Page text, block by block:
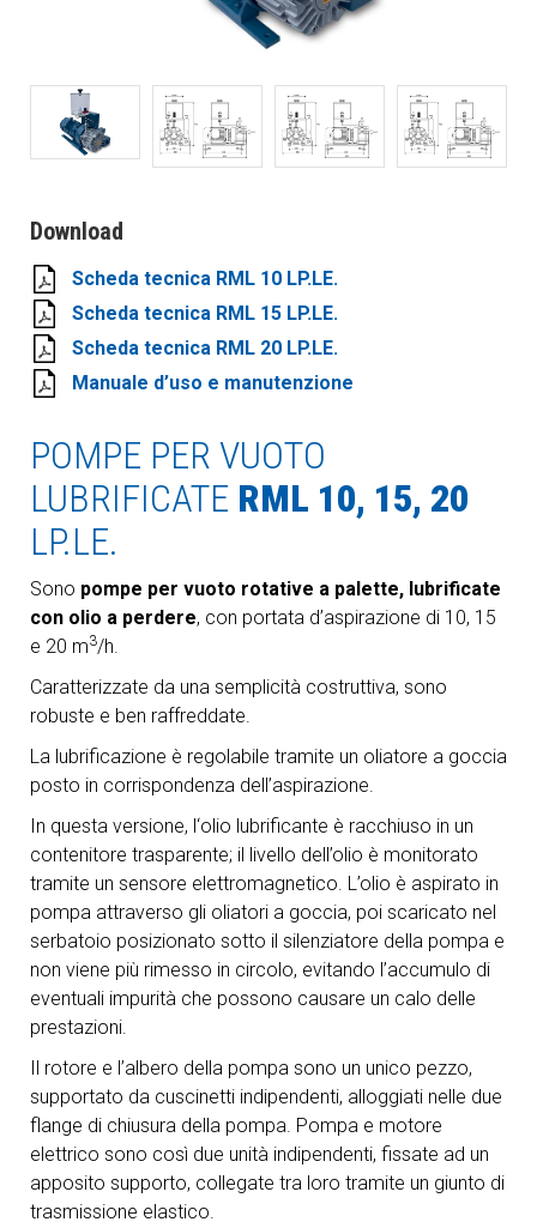
Download
Scheda tecnica RML 10 LP.LE.
Scheda tecnica RML 15 LP.LE.
Scheda tecnica RML 20 LP.LE.
Manuale d’uso e manutenzione
POMPE PER VUOTO
LUBRIFICATE RML 10, 15, 20
LP.LE.
Sono pompe per vuoto rotative a palette, lubrificate
con olio a perdere, con portata d’aspirazione di 10, 15
e 20 m3/h.
Caratterizzate da una semplicità costruttiva, sono
robuste e ben raffreddate.
La lubrificazione è regolabile tramite un oliatore a goccia
posto in corrispondenza dell’aspirazione.
In questa versione, l‘olio lubrificante è racchiuso in un
contenitore trasparente; il livello dell’olio è monitorato
tramite un sensore elettromagnetico. L’olio è aspirato in
pompa attraverso gli oliatori a goccia, poi scaricato nel
serbatoio posizionato sotto il silenziatore della pompa e
non viene più rimesso in circolo, evitando l’accumulo di
eventuali impurità che possono causare un calo delle
prestazioni.
Il rotore e l’albero della pompa sono un unico pezzo,
supportato da cuscinetti indipendenti, alloggiati nelle due
flange di chiusura della pompa. Pompa e motore
elettrico sono così due unità indipendenti, fissate ad un
apposito supporto, collegate tra loro tramite un giunto di
trasmissione elastico.